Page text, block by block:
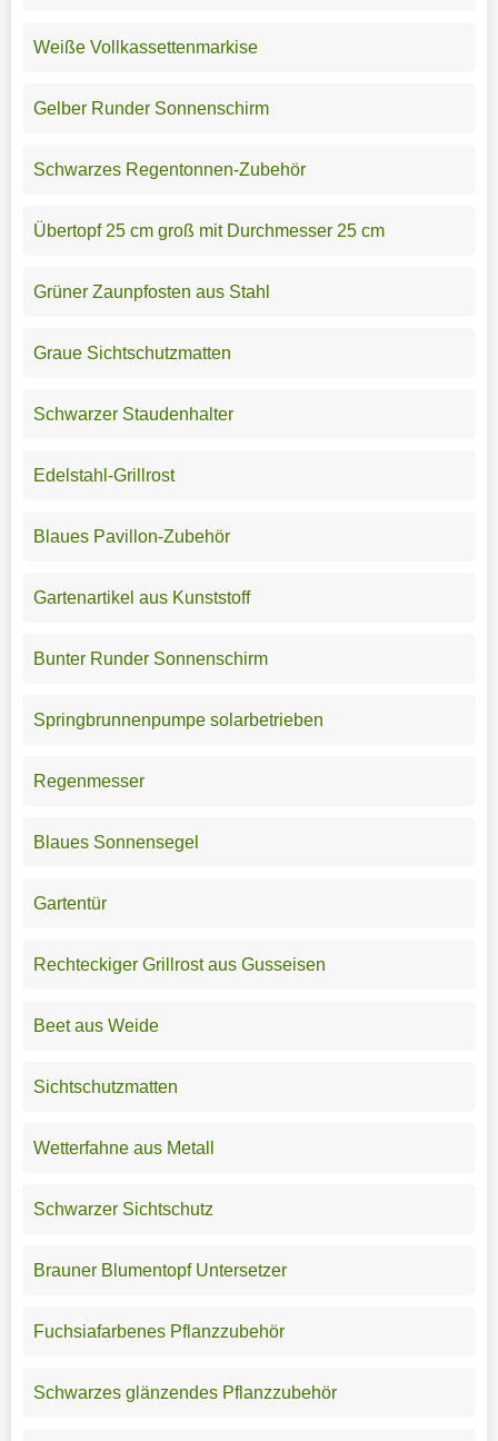
Weiße Vollkassettenmarkise
Gelber Runder Sonnenschirm
Schwarzes Regentonnen-Zubehör
Übertopf 25 cm groß mit Durchmesser 25 cm
Grüner Zaunpfosten aus Stahl
Graue Sichtschutzmatten
Schwarzer Staudenhalter
Edelstahl-Grillrost
Blaues Pavillon-Zubehör
Gartenartikel aus Kunststoff
Bunter Runder Sonnenschirm
Springbrunnenpumpe solarbetrieben
Regenmesser
Blaues Sonnensegel
Gartentür
Rechteckiger Grillrost aus Gusseisen
Beet aus Weide
Sichtschutzmatten
Wetterfahne aus Metall
Schwarzer Sichtschutz
Brauner Blumentopf Untersetzer
Fuchsiafarbenes Pflanzzubehör
Schwarzes glänzendes Pflanzzubehör